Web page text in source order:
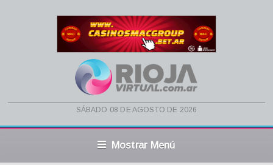
sábado 08 de agosto de 2026
Mostrar Menú